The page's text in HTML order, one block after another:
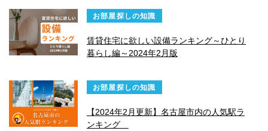
お部屋探しの知識
賃貸住宅に欲しい設備ランキング～ひとり
暮らし編～2024年2月版
お部屋探しの知識
【2024年2月更新】名古屋市内の人気駅ラ
ンキング